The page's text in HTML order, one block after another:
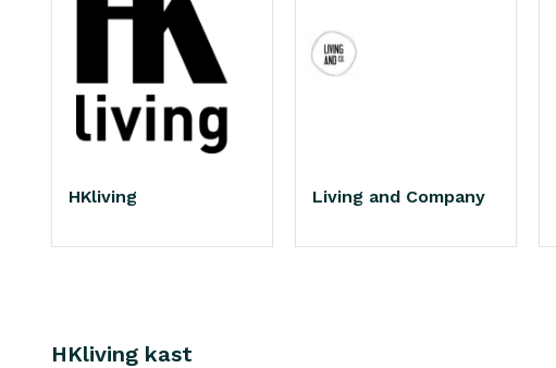
HKliving Living and Company
HKliving kast